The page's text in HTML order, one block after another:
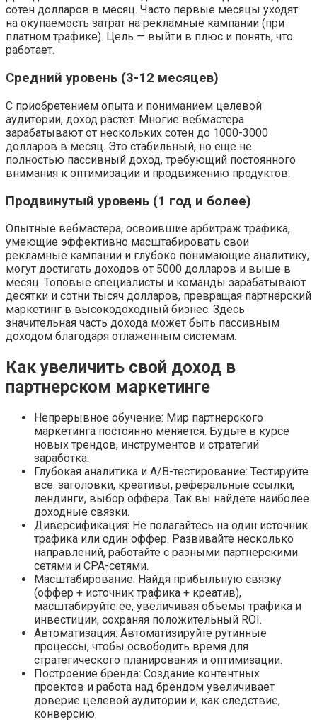
сотен долларов в месяц. Часто первые месяцы уходят
на окупаемость затрат на рекламные кампании (при
платном трафике). Цель — выйти в плюс и понять, что
работает.
Средний уровень (3-12 месяцев)
С приобретением опыта и пониманием целевой
аудитории, доход растет. Многие вебмастера
зарабатывают от нескольких сотен до 1000-3000
долларов в месяц. Это стабильный, но еще не
полностью пассивный доход, требующий постоянного
внимания к оптимизации и продвижению продуктов.
Продвинутый уровень (1 год и более)
Опытные вебмастера, освоившие арбитраж трафика,
умеющие эффективно масштабировать свои
рекламные кампании и глубоко понимающие аналитику,
могут достигать доходов от 5000 долларов и выше в
месяц. Топовые специалисты и команды зарабатывают
десятки и сотни тысяч долларов, превращая партнерский
маркетинг в высокодоходный бизнес. Здесь
значительная часть дохода может быть пассивным
доходом благодаря отлаженным системам.
Как увеличить свой доход в
партнерском маркетинге
Непрерывное обучение: Мир партнерского
маркетинга постоянно меняется. Будьте в курсе
новых трендов, инструментов и стратегий
заработка.
Глубокая аналитика и A/B-тестирование: Тестируйте
все: заголовки, креативы, реферальные ссылки,
лендинги, выбор оффера. Так вы найдете наиболее
доходные связки.
Диверсификация: Не полагайтесь на один источник
трафика или один оффер. Развивайте несколько
направлений, работайте с разными партнерскими
сетями и CPA-сетями.
Масштабирование: Найдя прибыльную связку
(оффер + источник трафика + креатив),
масштабируйте ее, увеличивая объемы трафика и
инвестиции, сохраняя положительный ROI.
Автоматизация: Автоматизируйте рутинные
процессы, чтобы освободить время для
стратегического планирования и оптимизации.
Построение бренда: Создание контентных
проектов и работа над брендом увеличивает
доверие целевой аудитории и, как следствие,
конверсию.